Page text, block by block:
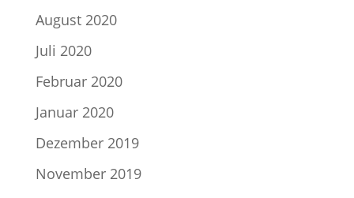
August 2020
Juli 2020
Februar 2020
Januar 2020
Dezember 2019
November 2019